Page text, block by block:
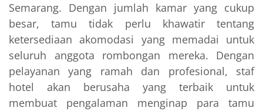
Semarang. Dengan jumlah kamar yang cukup
besar, tamu tidak perlu khawatir tentang
ketersediaan akomodasi yang memadai untuk
seluruh anggota rombongan mereka. Dengan
pelayanan yang ramah dan profesional, staf
hotel akan berusaha yang terbaik untuk
membuat pengalaman menginap para tamu